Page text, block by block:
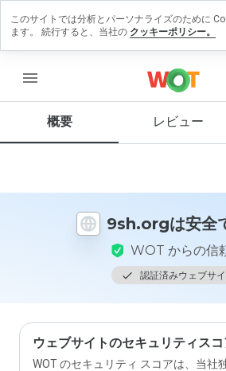
menu
概要 レビュー
9sh.orgは安全
WOT からの信
認証済みウェブサイ
ウェブサイトのセキュリティス
WOT のセキュリティ スコアは、当社
レビ
ーを
ブサ
に評
価し
ます
か？
このサイトでは分析とパーソナライズのために
ます。 続行すると、当社の クッキーポリシー。